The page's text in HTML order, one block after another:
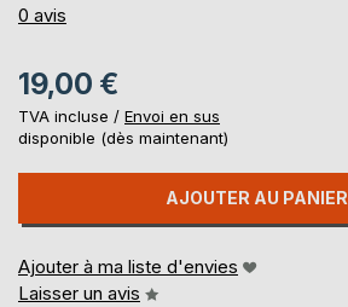
0%
0 avis
19,00 €
TVA incluse / Envoi en sus
disponible (dès maintenant)
AJOUTER AU PANIER
Ajouter à ma liste d'envies
Laisser un avis